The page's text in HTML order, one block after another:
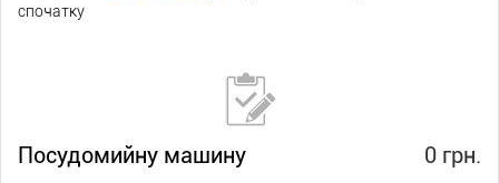
спочатку
0 грн.
Посудомийну машину